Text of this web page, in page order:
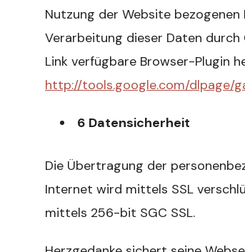
Nutzung der Website
Verarbeitung dieser Daten
Link verfügbare Browser-Plugin
http://tools.google.com/dlpage/
6 Datensicherheit
Die Übertragung der
Internet wird mittels SSL
mittels 256-bit SGC SSL.